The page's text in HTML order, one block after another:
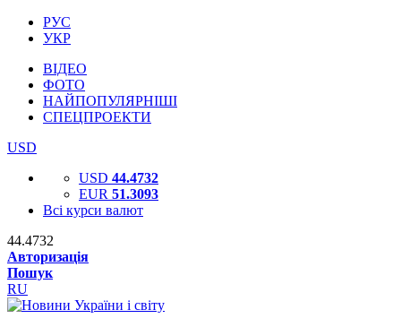
РУС
УКР
ВІДЕО
ФОТО
НАЙПОПУЛЯРНІШІ
СПЕЦПРОЕКТИ
USD
USD 44.4732
EUR 51.3093
Всі курси валют
44.4732
Авторизація
Пошук
RU